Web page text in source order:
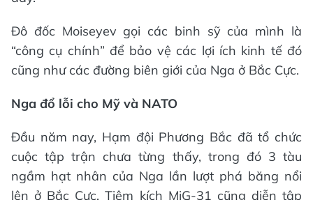
Đô đốc Moiseyev gọi các binh sỹ của mình là
“công cụ chính” để bảo vệ các lợi ích kinh tế đó
cũng như các đường biên giới của Nga ở Bắc Cực.
Nga đổ lỗi cho Mỹ và NATO
Đầu năm nay, Hạm đội Phương Bắc đã tổ chức
cuộc tập trận chưa từng thấy, trong đó 3 tàu
ngầm hạt nhân của Nga lần lượt phá băng nổi
lên ở Bắc Cực. Tiêm kích MiG-31 cũng diễn tập